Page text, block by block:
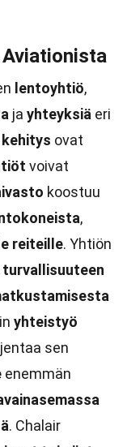
lentoyhtiö,
ja yhteyksiä eri
kehitys ovat
voivat
koostuu
,
reiteille. Yhtiön
turvallisuuteen
yhteistyö
sen
enemmän
. Chalair